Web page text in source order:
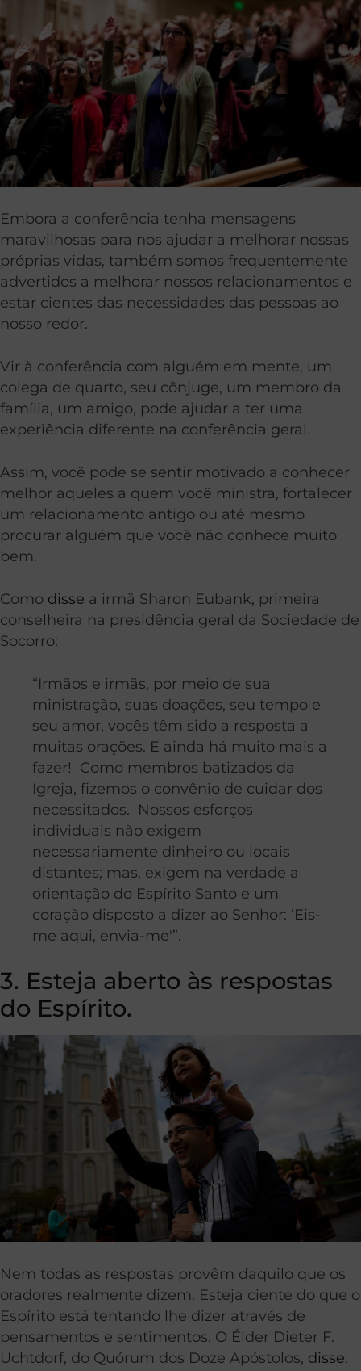
Embora a conferência tenha mensagens
maravilhosas para nos ajudar a melhorar nossas
próprias vidas, também somos frequentemente
advertidos a melhorar nossos relacionamentos e
estar cientes das necessidades das pessoas ao
nosso redor.
Vir à conferência com alguém em mente, um
colega de quarto, seu cônjuge, um membro da
família, um amigo, pode ajudar a ter uma
experiência diferente na conferência geral.
Assim, você pode se sentir motivado a conhecer
melhor aqueles a quem você ministra, fortalecer
um relacionamento antigo ou até mesmo
procurar alguém que você não conhece muito
bem.
Como disse a irmã Sharon Eubank, primeira
conselheira na presidência geral da Sociedade de
Socorro:
“Irmãos e irmãs, por meio de sua
ministração, suas doações, seu tempo e
seu amor, vocês têm sido a resposta a
muitas orações. E ainda há muito mais a
fazer! Como membros batizados da
Igreja, fizemos o convênio de cuidar dos
necessitados. Nossos esforços
individuais não exigem
necessariamente dinheiro ou locais
distantes; mas, exigem na verdade a
orientação do Espírito Santo e um
coração disposto a dizer ao Senhor: ‘Eis-
me aqui, envia-me'”.
3. Esteja aberto às respostas
do Espírito.
Nem todas as respostas provêm daquilo que os
oradores realmente dizem. Esteja ciente do que o
Espírito está tentando lhe dizer através de
pensamentos e sentimentos. O Élder Dieter F.
Uchtdorf, do Quórum dos Doze Apóstolos, disse: